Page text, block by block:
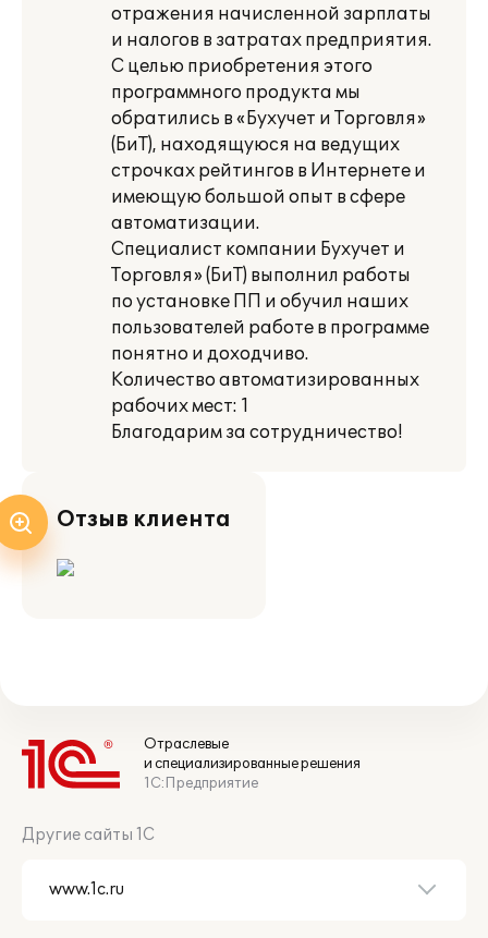
отражения начисленной зарплаты
и налогов в затратах предприятия.
С целью приобретения этого
программного продукта мы
обратились в «Бухучет и Торговля»
(БиТ), находящуюся на ведущих
строчках рейтингов в Интернете и
имеющую большой опыт в сфере
автоматизации.
Специалист компании Бухучет и
Торговля» (БиТ) выполнил работы
по установке ПП и обучил наших
пользователей работе в программе
понятно и доходчиво.
Количество автоматизированных
рабочих мест: 1
Благодарим за сотрудничество!
Отзыв клиента
Отраслевые
и специализированные решения
1С:Предприятие
Другие сайты 1С